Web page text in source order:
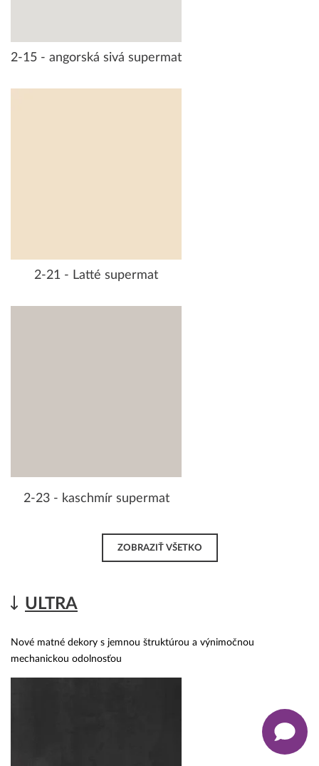
2-15 - angorská sivá supermat
2-21 - Latté supermat
2-23 - kaschmír supermat
ZOBRAZIŤ VŠETKO
ULTRA
Nové matné dekory s jemnou štruktúrou a výnimočnou
mechanickou odolnosťou